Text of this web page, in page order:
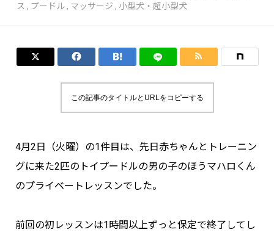
ス , プードル , マッサージ , 小型犬・超小型犬
   
この記事のタイトルとURLをコピーする
4月2日（火曜）の1件目は、先日赤ちゃんとトレーニン
グに来た2匹のトイプードルの男の子のほうマハロくん
のプライベートレッスンでした。
前回の初レッスンは1時間以上ずっと保定で終了してし